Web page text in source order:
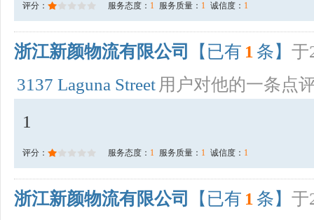
评分： 服务态度： 1 服务质量： 1 诚信度： 1
浙江新颜物流有限公司 【已有 1 条】 于
3137 Laguna Street 用户对他的一条点
1
评分： 服务态度： 1 服务质量： 1 诚信度： 1
浙江新颜物流有限公司 【已有 1 条】 于